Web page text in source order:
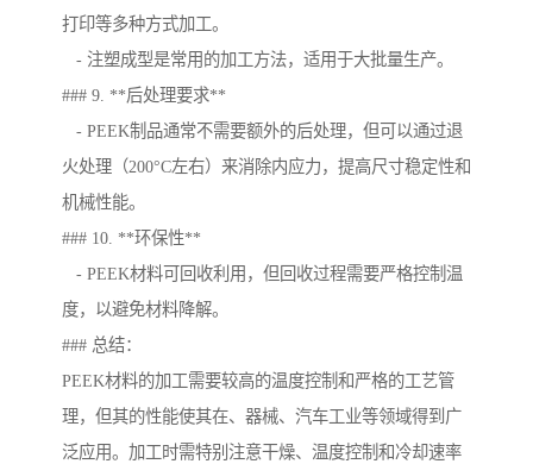
打印等多种方式加工。
- 注塑成型是常用的加工方法，适用于大批量生产。
### 9. **后处理要求**
- PEEK制品通常不需要额外的后处理，但可以通过退
火处理（200°C左右）来消除内应力，提高尺寸稳定性和
机械性能。
### 10. **环保性**
- PEEK材料可回收利用，但回收过程需要严格控制温
度，以避免材料降解。
### 总结：
PEEK材料的加工需要较高的温度控制和严格的工艺管
理，但其的性能使其在、器械、汽车工业等领域得到广
泛应用。加工时需特别注意干燥、温度控制和冷却速率